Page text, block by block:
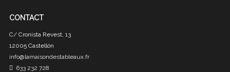
CONTACT
C/ Cronista Revest, 13
12005 Castellón
info@lamaisondestableaux.fr
633 232 728